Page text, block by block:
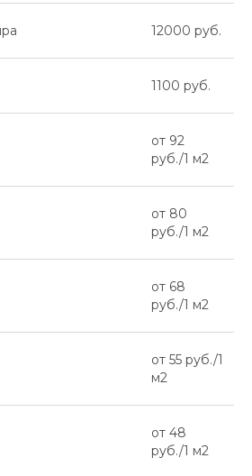
12000 руб.
1100 руб.
от 92
руб./1 м2
от 80
руб./1 м2
от 68
руб./1 м2
от 55 руб./1
м2
от 48
руб./1 м2